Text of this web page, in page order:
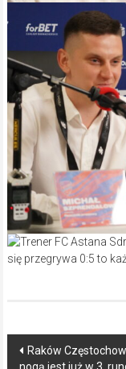
Post
Raków